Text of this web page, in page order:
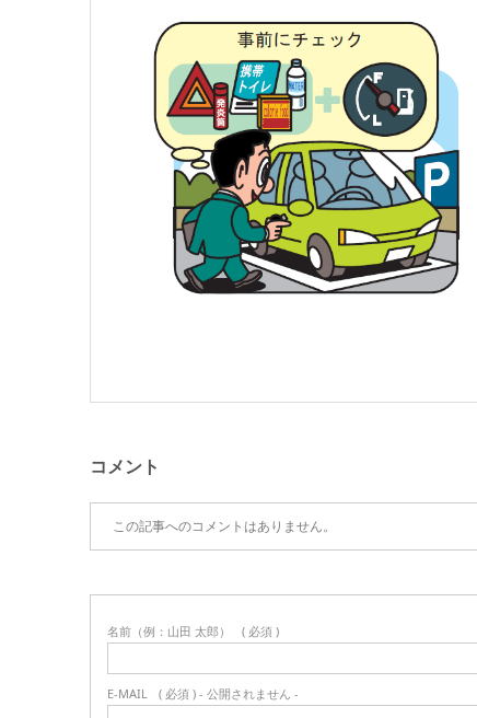
コメント
この記事へのコメントはありません。
名前（例：山田 太郎） ( 必須 )
E-MAIL ( 必須 ) - 公開されません -